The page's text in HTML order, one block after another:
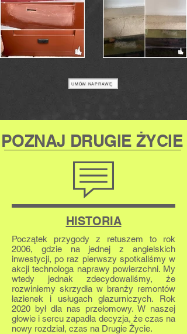
UMÓW NAPRAWĘ
POZNAJ DRUGIE ŻYCIE
HISTORIA
Początek przygody z retuszem to rok
2006, gdzie na jednej z angielskich
inwestycji, po raz pierwszy spotkaliśmy w
akcji technologa naprawy powierzchni. My
wtedy jednak zdecydowaliśmy, że
rozwiniemy skrzydła w branży remontów
łazienek i usługach glazurniczych. Rok
2020 był dla nas przełomowy. W naszej
głowie i sercu zapadła decyzja, że czas na
nowy rozdział, czas na Drugie Życie.